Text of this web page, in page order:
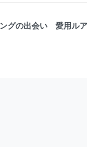
グの出会い 愛用ル